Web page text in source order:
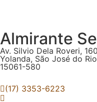
Almirante
Av. Silvio Dela Roveri,
Yolanda, São José do
15061-580
(17) 3353-6223